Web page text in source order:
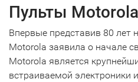
Пульты Motorola
Впервые представив 80 лет
Motorola заявила о начале
Motorola является
встраиваемой электроники